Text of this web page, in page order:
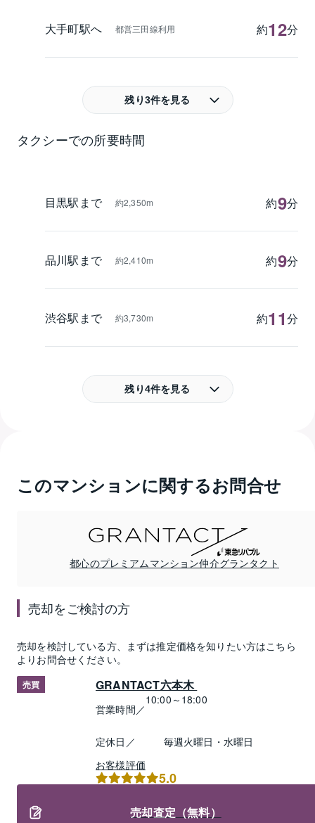
大手町駅へ 都営三田線利用 約12分
残り3件を見る
タクシーでの所要時間
目黒駅まで 約2,350m 約9分
品川駅まで 約2,410m 約9分
渋谷駅まで 約3,730m 約11分
残り4件を見る
このマンションに関するお問合せ
都心のプレミアムマンション仲介グランタクト
売却をご検討の方
売却を検討している方、まずは推定価格を知りたい方はこちら
よりお問合せください。
売買 GRANTACT六本木
営業時間／
10:00～18:00
定休日／
毎週火曜日・水曜日
お客様評価
5.0
売却査定（無料）